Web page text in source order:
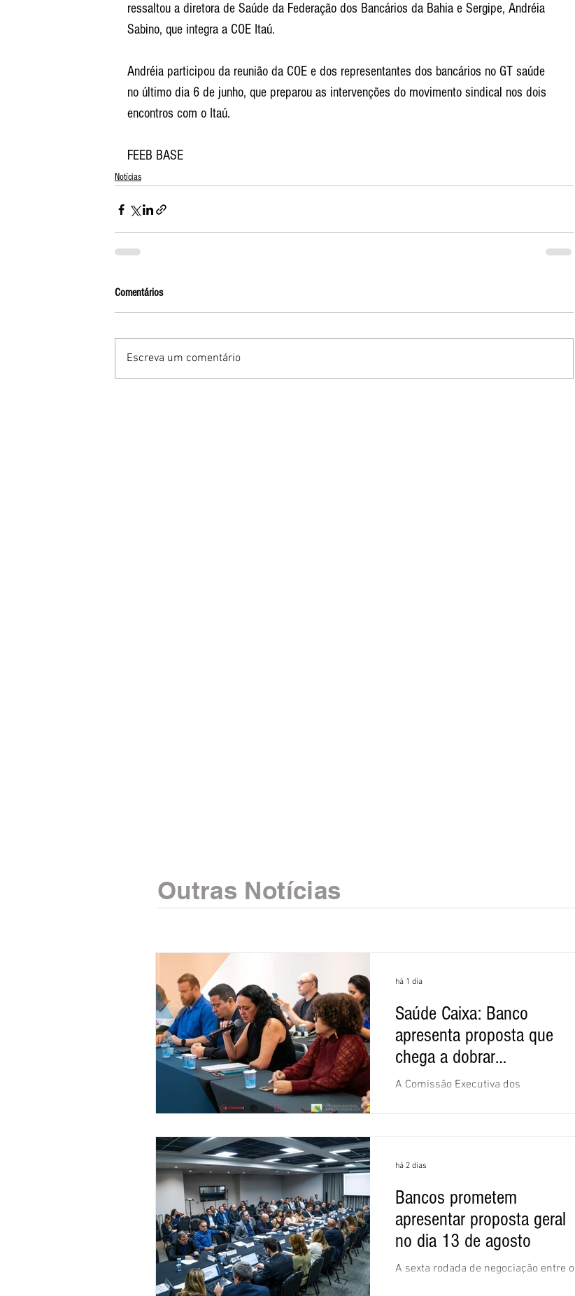
ressaltou a diretora de Saúde da Federação dos Bancários da Bahia e Sergipe, Andréia
Sabino, que integra a COE Itaú.
Andréia participou da reunião da COE e dos representantes dos bancários no GT saúde
no último dia 6 de junho, que preparou as intervenções do movimento sindical nos dois
encontros com o Itaú.
FEEB BASE
Notícias
Comentários
Escreva um comentário
Outras Notícias
Saúde Caixa: Banco
apresenta proposta que
chega a dobrar
mensalidade
A Comissão Executiva dos
recusou a proposta apresentada pelo
banco para o custeio do Saúde Caixa,
rodada de negociações específicas da
2026, realizada em São Paulo. Por
unanimidade, todas as federações que
compõem a mesa de negociações das
empregadas e dos empregados
exigiram que a Caixa refaça os
há 1 dia
Bancos prometem
apresentar proposta geral
no dia 13 de agosto
A sexta rodada de negociação entre o
há 2 dias